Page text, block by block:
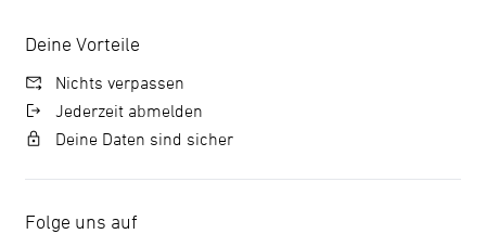
Deine Vorteile
Nichts verpassen
Jederzeit abmelden
Deine Daten sind sicher
Folge uns auf